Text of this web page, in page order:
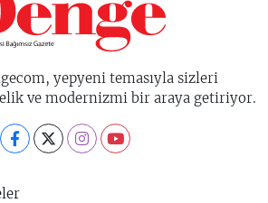
yepyeni temasıyla sizleri
ve modernizmi bir araya getiriyor.